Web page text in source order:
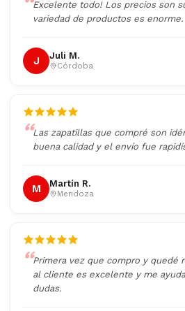
Excelente todo! Los precios son
variedad de productos es enorme.
J Juli M.
Córdoba
Las zapatillas que compré son
buena calidad y el envío fue
M Martín R.
Mendoza
Primera vez que compro y quedé
al cliente es excelente y me
dudas.